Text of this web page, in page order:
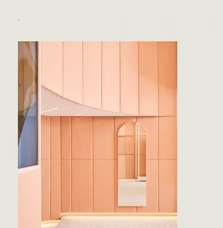
.